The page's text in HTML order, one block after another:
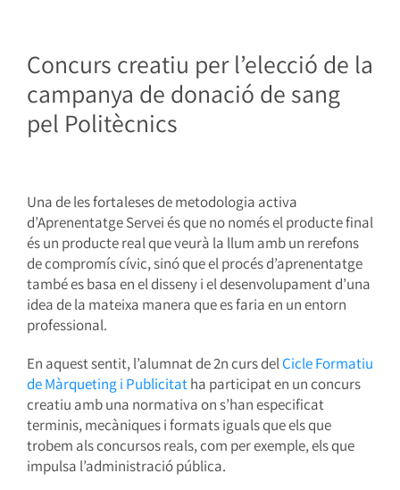
Concurs creatiu per l’elecció de la
campanya de donació de sang
pel Politècnics
Una de les fortaleses de metodologia activa
d’Aprenentatge Servei és que no només el producte final
és un producte real que veurà la llum amb un rerefons
de compromís cívic, sinó que el procés d’aprenentatge
també es basa en el disseny i el desenvolupament d’una
idea de la mateixa manera que es faria en un entorn
professional.
En aquest sentit, l’alumnat de 2n curs delCicle Formatiu
de Màrqueting i Publicitatha participat en un concurs
creatiu amb una normativa on s’han especificat
terminis, mecàniques i formats iguals que els que
trobem als concursos reals, com per exemple, els que
impulsa l’administració pública.